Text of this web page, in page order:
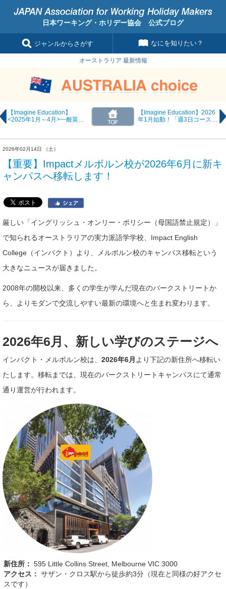
日本ワーキング・ホリデー協会 公式ブログ
ジャンルからさがす なにを知りたい？
オーストラリア 最新情報
【Imagine Education】
<2025年1月～4月>一般英語
【Imagine Education】2026
年1月始動！「週3日コース」
2026年02月14日 （土）
【重要】Impactメルボルン校が2026年6月に新キ
ャンパスへ移転します！
厳しい「イングリッシュ・オンリー・ポリシー（母国語禁止規定）」
で知られるオーストラリアの実力派語学学校、Impact English
College（インパクト）より、メルボルン校のキャンパス移転という
大きなニュースが届きました。
2008年の開校以来、多くの学生が学んだ現在のバークストリートか
ら、よりモダンで交流しやすい最新の環境へと生まれ変わります。
2026年6月、新しい学びのステージへ
インパクト・メルボルン校は、 2026年6月 より下記の新住所へ移転い
たします。移転までは、現在のバークストリートキャンパスにて通常
通り運営が行われます。
新住所： 595 Little Collins Street, Melbourne VIC 3000
アクセス： サザン・クロス駅から徒歩約3分（現在と同様の好アクセ
スです）